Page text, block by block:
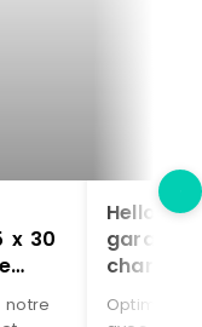
x 30
garage
charge
acier
Optimisez